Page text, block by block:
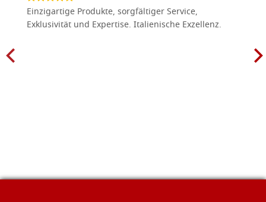
Einzigartige Produkte, sorgfältiger Service,
Exklusivität und Expertise. Italienische Exzellenz.